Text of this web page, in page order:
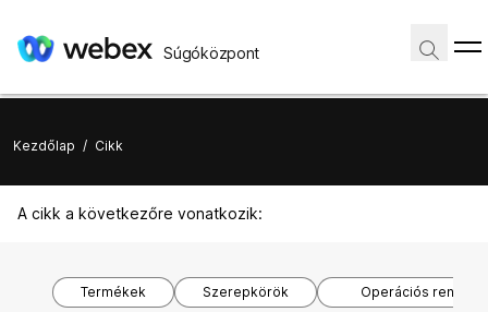
Súgóközpont
Kezdőlap / Cikk
A cikk a következőre vonatkozik:
Termékek Szerepkörök Operációs